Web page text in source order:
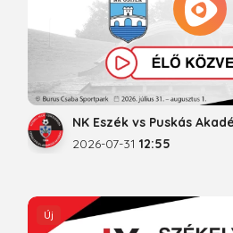
NK Eszék vs Puskás
2026-07-31 12:55
Új